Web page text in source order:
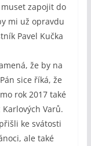
zapojit do
mi už opravdu
Pavel Kučka
že by na
sice říká, že
rok 2017 také
Varů.
ke svátosti
ale také